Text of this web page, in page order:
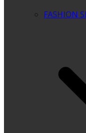
FASHION